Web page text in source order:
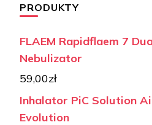
PRODUKTY
FLAEM Rapidflaem 7
Nebulizator
59,00zł
Inhalator PiC Solution
Evolution